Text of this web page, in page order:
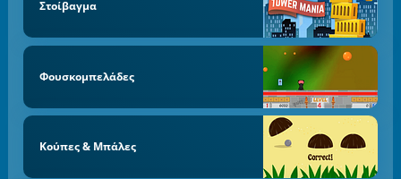
Στοίβαγμα
Φουσκομπελάδες
Κούπες & Μπάλες